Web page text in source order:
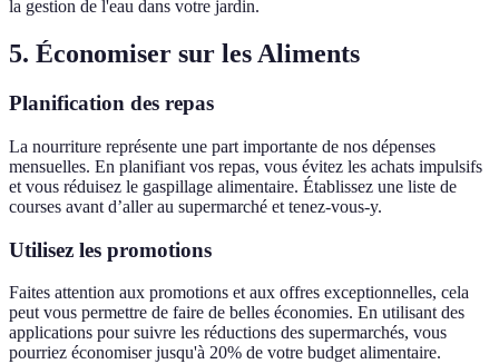
la gestion de l'eau dans votre jardin.
5. Économiser sur les Aliments
Planification des repas
La nourriture représente une part importante de nos dépenses
mensuelles. En planifiant vos repas, vous évitez les achats impulsifs
et vous réduisez le gaspillage alimentaire. Établissez une liste de
courses avant d’aller au supermarché et tenez-vous-y.
Utilisez les promotions
Faites attention aux promotions et aux offres exceptionnelles, cela
peut vous permettre de faire de belles économies. En utilisant des
applications pour suivre les réductions des supermarchés, vous
pourriez économiser jusqu'à 20% de votre budget alimentaire.